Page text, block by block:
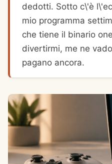
dedotti. Sotto c\'è
mio programma
che tiene il binario
divertirmi, me ne
pagano ancora.